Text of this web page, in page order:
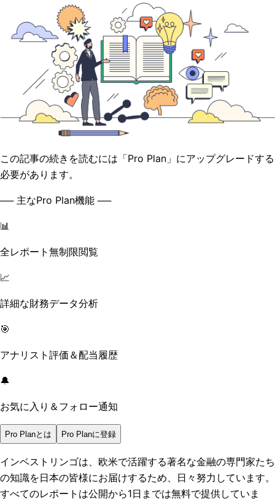
この記事の続きを読むには「Pro Plan」にアップグレードする
必要があります。
── 主なPro Plan機能 ──
📊
全レポート無制限閲覧
📈
詳細な財務データ分析
🎯
アナリスト評価＆配当履歴
🔔
お気に入り＆フォロー通知
Pro Planとは Pro Planに登録
インベストリンゴは、欧米で活躍する著名な金融の専門家たち
の知識を日本の皆様にお届けするため、日々努力しています。
すべてのレポートは公開から1日までは無料で提供していま